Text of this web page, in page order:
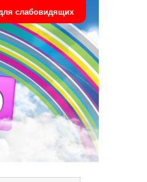
слабовидящих